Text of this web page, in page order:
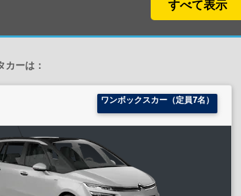
すべて表示
ーは：
ワンボックスカー（定員7名）